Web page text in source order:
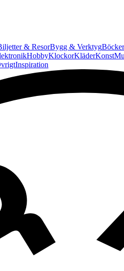
& ResorBygg & Verktyg
HobbyKlockorKläderKonst
Inspiration